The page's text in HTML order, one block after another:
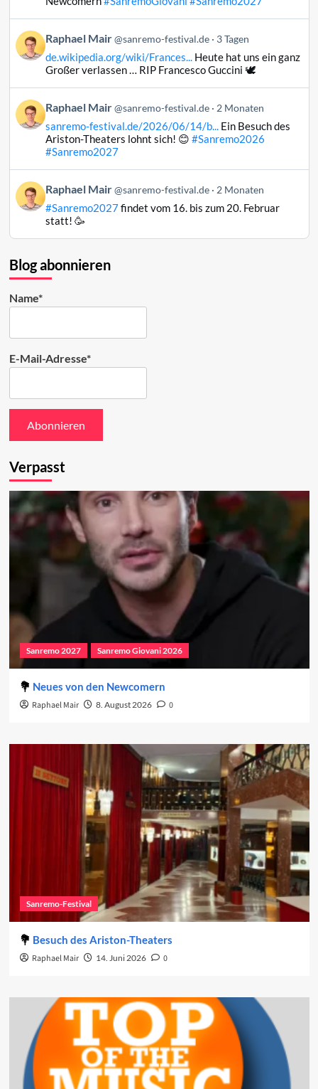
Bluesky
ansehen
Beitrag
von
Raphael
Bluesky
ansehen
Raphael Mair @sanremo-festival.de 3 Tagen
de.wikipedia.org/wiki/Frances...Heute hat uns ein ganz
Großer verlassen … RIP Francesco Guccini 🕊️
Beitrag
von
Raphael
ansehen
Raphael Mair @sanremo-festival.de 2 Monaten
sanremo-festival.de/2026/06/14/b...Ein Besuch des
Ariston-Theaters lohnt sich! 😊 #Sanremo2026
#Sanremo2027
Beitrag
von
Raphael
Bluesky
ansehen
Raphael Mair @sanremo-festival.de 2 Monaten
#Sanremo2027findet vom 16. bis zum 20. Februar
statt! 🥳
Blog abonnieren
Name*
E-Mail-Adresse*
Verpasst
Sanremo 2027 Sanremo Giovani 2026
Neues von den Newcomern
Raphael Mair 8. August 2026 0
Sanremo-Festival
Besuch des Ariston-Theaters
Raphael Mair 14. Juni 2026 0